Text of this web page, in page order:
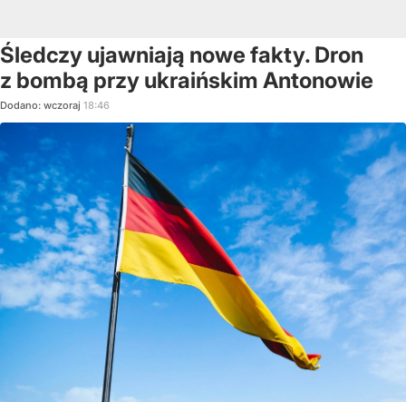
Śledczy ujawniają nowe fakty. Dron
z bombą przy ukraińskim Antonowie
Dodano: wczoraj 18:46